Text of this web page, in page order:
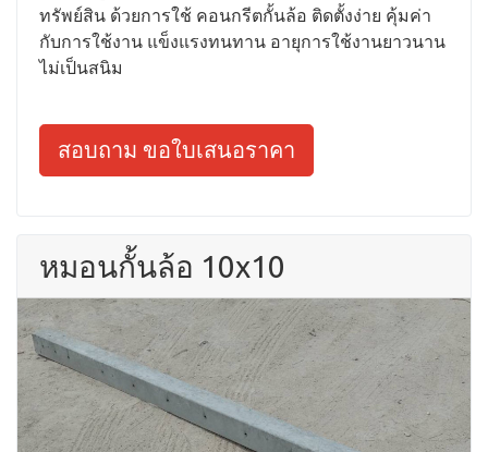
ทรัพย์สิน ด้วยการใช้ คอนกรีตกั้นล้อ ติดตั้งง่าย คุ้มค่า
กับการใช้งาน แข็งแรงทนทาน อายุการใช้งานยาวนาน
ไม่เป็นสนิม
สอบถาม ขอใบเสนอราคา
หมอนกั้นล้อ 10x10